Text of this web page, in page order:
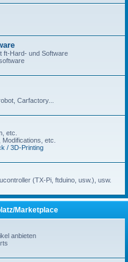
ft-Hard- und Software
Carfactory...
etc.
etc.
/ 3D-Printing
(TX-Pi, ftduino, usw.), usw.
Marketplace
anbieten